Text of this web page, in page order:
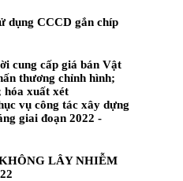
dụng CCCD gắn chíp
cung cấp giá bán Vật
thương chỉnh hình;
hóa xuất xét
vụ công tác xây dựng
giai đoạn 2022 -
LÂY NHIỄM